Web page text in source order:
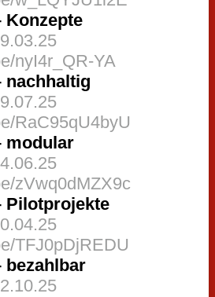
Konzepte
nyI4r_QR-YA
nachhaltig
RaC95qU4byU
modular
zVwq0dMZX9c
Pilotprojekte
TFJ0pDjREDU
bezahlbar